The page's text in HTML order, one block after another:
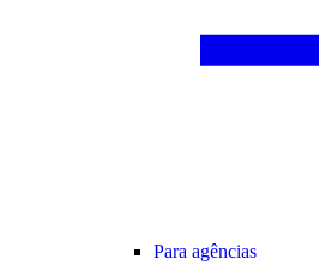
Para agências